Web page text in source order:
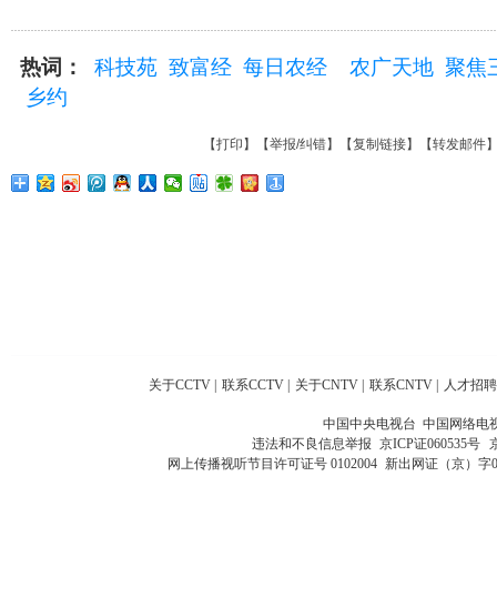
热词： 科技苑 致富经 每日农经 农广天地 聚焦
乡约
【打印 】【举报/纠错】【复制链接】【转发邮件
关于CCTV 联系CCTV 关于CNTV 联系CNTV 人才招聘
中国中央电视台 中国网络电
违法和不良信息举报 京ICP证060535号
网上传播视听节目许可证号 0102004 新出网证（京）